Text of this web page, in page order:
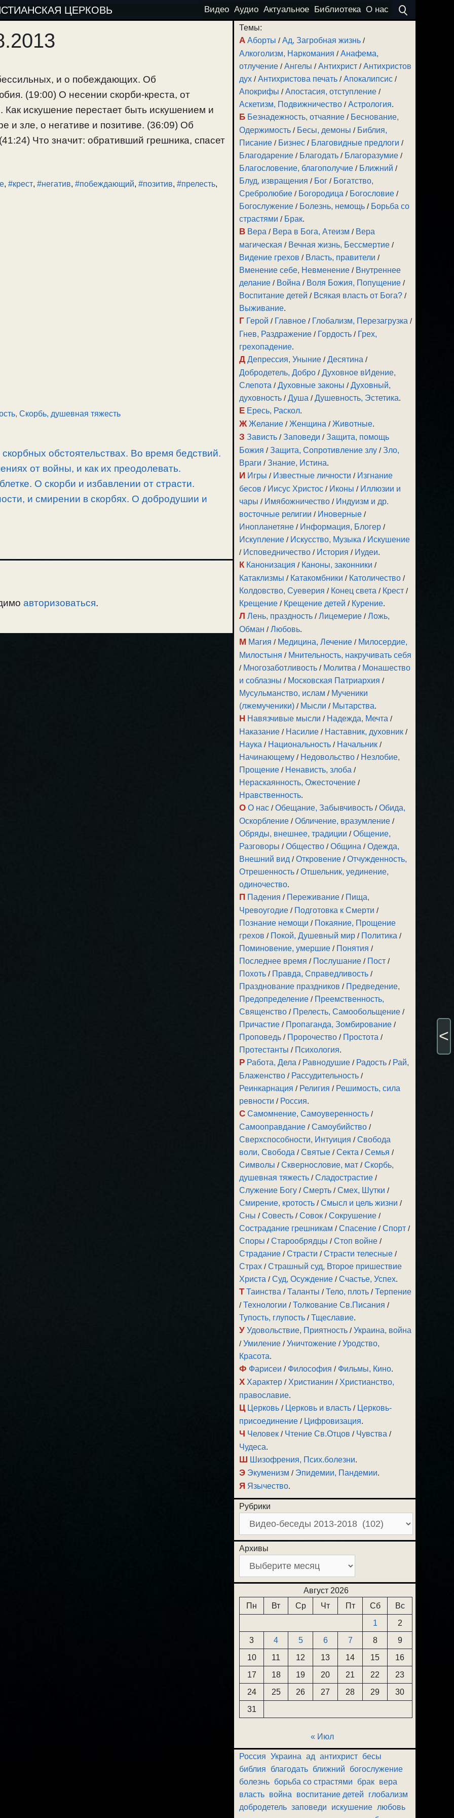
ЦЕРКОВЬ Видео Аудио Актуальное Библиотека О нас
и о побеждающих. Об
(19:00) О несении скорби-креста, от
Как искушение перестает быть искушением и
и зле, о негативе и позитиве. (36:09) Об
Что значит: обративший грешника, спасет
, #крест, #негатив, #побеждающий, #позитив, #прелесть,
, Скорбь, душевная тяжесть
обстоятельствах. Во время бедствий.
от войны, и как их преодолевать.
О скорби и избавлении от страсти.
и смирении в скорбях. О добродушии и
авторизоваться.
Темы:
А Аборты /Ад, Загробная жизнь /
Алкоголизм, Наркомания /Анафема,
отлучение /Ангелы /Антихрист /Антихристов
дух /Антихристова печать /Апокалипсис /
Апокрифы /Апостасия, отступление /
Аскетизм, Подвижничество /Астрология.
Б Безнадежность, отчаяние / Беснование,
Одержимость / Бесы, демоны / Библия,
Писание / Бизнес / Благовидные предлоги /
Благодарение / Благодать / Благоразумие /
Благословение, благополучие / Ближний /
Блуд, извращения / Бог / Богатство,
Сребролюбие / Богородица / Богословие /
Богослужение / Болезнь, немощь / Борьба со
страстями / Брак.
В Вера / Вера в Бога, Атеизм / Вера
магическая / Вечная жизнь, Бессмертие /
Видение грехов / Власть, правители /
Вменение себе, Невменение / Внутреннее
делание / Война / Воля Божия, Попущение /
Воспитание детей / Всякая власть от Бога? /
Выживание.
Г Герой / Главное / Глобализм, Перезагрузка /
Гнев, Раздражение / Гордость / Грех,
грехопадение.
Д Депрессия, Уныние /Десятина /
Добродетель, Добро /Духовное вИдение,
Слепота /Духовные законы /Духовный,
духовность /Душа /Душевность, Эстетика.
Е Ересь, Раскол.
Ж Желание /Женщина /Животные.
З Зависть /Заповеди /Защита, помощь
Божия /Защита, Сопротивление злу /Зло,
Враги /Знание, Истина.
И Игры / Известные личности / Изгнание
бесов / Иисус Христос / Иконы / Иллюзии и
чары / Имябожничество / Индуизм и др.
восточные религии / Иноверные /
Инопланетяне / Информация, Блогер /
Искупление / Искусство, Музыка / Искушение
/ Исповедничество / История / Иудеи.
К Канонизация / Каноны, законники /
Катаклизмы / Катакомбники / Католичество /
Колдовство, Суеверия / Конец света / Крест /
Крещение / Крещение детей / Курение.
Л Лень, праздность /Лицемерие /Ложь,
Обман /Любовь.
М Магия / Медицина, Лечение / Милосердие,
Милостыня / Мнительность, накручивать себя
/ Многозаботливость / Молитва / Монашество
и соблазны / Московская Патриархия /
Мусульманство, ислам / Мученики
(лжемученики) / Мысли / Мытарства.
Н Навязчивые мысли / Надежда, Мечта /
Наказание / Насилие / Наставник, духовник /
Наука / Национальность / Начальник /
Начинающему / Недовольство / Незлобие,
Прощение / Ненависть, злоба /
Нераскаянность, Ожесточение /
Нравственность.
О О нас /Обещание, Забывчивость /Обида,
Оскорбление /Обличение, вразумление /
Обряды, внешнее, традиции /Общение,
Разговоры /Общество /Община /Одежда,
Внешний вид /Откровение /Отчужденность,
Отрешенность /Отшельник, уединение,
одиночество.
П Падения / Переживание / Пища,
Чревоугодие / Подготовка к Смерти /
Познание немощи / Покаяние, Прощение
грехов / Покой, Душевный мир / Политика /
Поминовение, умершие / Понятия /
Последнее время / Послушание / Пост /
Похоть / Правда, Справедливость /
Празднование праздников / Предведение,
Предопределение / Преемственность,
Священство / Прелесть, Самообольщение /
Причастие / Пропаганда, Зомбирование /
Проповедь / Пророчество / Простота /
Протестанты / Психология.
Р Работа, Дела / Равнодушие / Радость / Рай,
Блаженство / Рассудительность /
Реинкарнация / Религия / Решимость, сила
ревности / Россия.
С Самомнение, Самоуверенность /
Самооправдание /Самоубийство /
Сверхспособности, Интуиция /Свобода
воли, Свобода /Святые /Секта /Семья /
Символы /Сквернословие, мат /Скорбь,
душевная тяжесть /Сладострастие /
Служение Богу /Смерть /Смех, Шутки /
Смирение, кротость /Смысл и цель жизни /
Сны /Совесть /Совок /Сокрушение /
Сострадание грешникам /Спасение /Спорт /
Споры /Старообрядцы /Стоп войне /
Страдание /Страсти /Страсти телесные /
Страх /Страшный суд, Второе пришествие
Христа /Суд, Осуждение /Счастье, Успех.
Т Таинства /Таланты /Тело, плоть /Терпение
/Технологии /Толкование Св.Писания /
Тупость, глупость /Тщеславие.
У Удовольствие, Приятность /Украина, война
/Умиление /Уничтожение /Уродство,
Красота.
Ф Фарисеи / Философия / Фильмы, Кино.
Х Характер / Христианин / Христианство,
православие.
Ц Церковь / Церковь и власть / Церковь-
присоединение / Цифровизация.
Ч Человек / Чтение Св.Отцов / Чувства /
Чудеса.
Ш Шизофрения, Псих.болезни.
Э Экуменизм / Эпидемии, Пандемии.
Я Язычество.
Рубрики
Архивы
Август 2026
Пн
Вт Ср Чт Пт Сб
Вс
1
2
3
4 5 6 7 8
9
10
11 12 13 14 15
16
17
18 19 20 21 22
23
24
25 26 27 28 29
30
31
« Июл
Россия Украина ад антихрист бесы
библия
благодать ближний
богослужение
болезнь борьба со страстями брак вера
власть война воспитание детей
глобализм
добродетель заповеди искушение любовь
<